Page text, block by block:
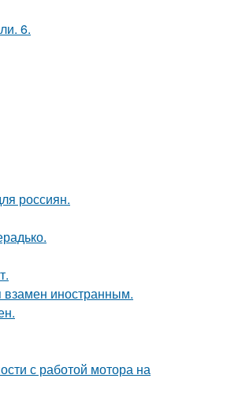
6.
россиян.
взамен иностранным.
с работой мотора на